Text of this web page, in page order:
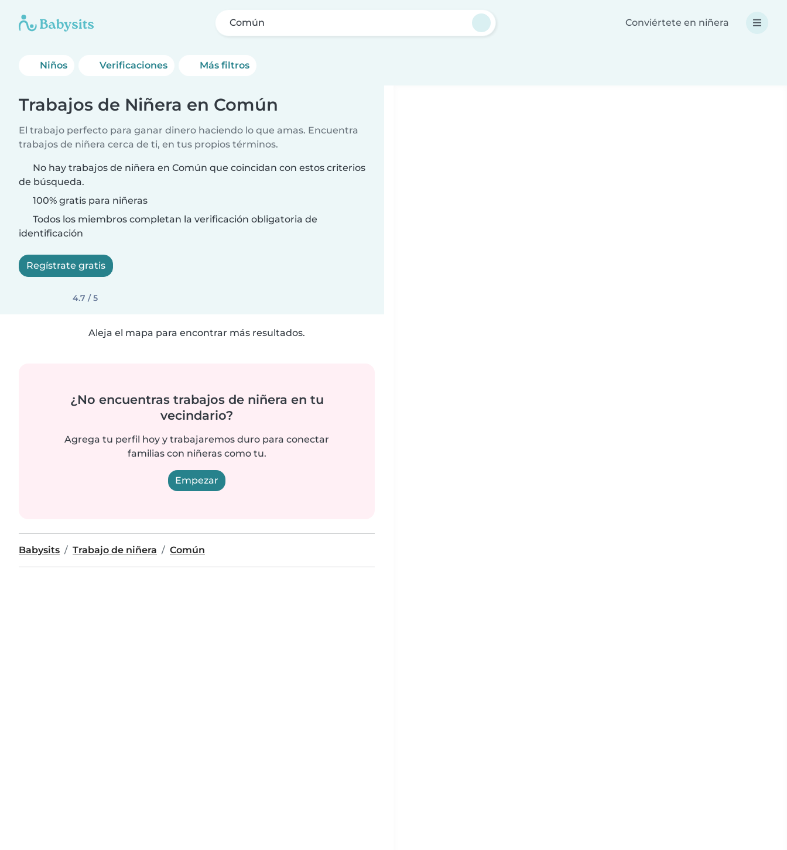
Común Conviértete en niñera
Niños Verificaciones Más filtros
Trabajos de Niñera en Común
El trabajo perfecto para ganar dinero haciendo lo que amas. Encuentra
trabajos de niñera cerca de ti, en tus propios términos.
No hay trabajos de niñera en Común que coincidan con estos criterios
de búsqueda.
100% gratis para niñeras
Todos los miembros completan la verificación obligatoria de
identificación
Regístrate gratis
4.7 / 5
Aleja el mapa para encontrar más resultados.
¿No encuentras trabajos de niñera en tu
vecindario?
Agrega tu perfil hoy y trabajaremos duro para conectar
familias con niñeras como tu.
Empezar
Babysits Trabajo de niñera Común